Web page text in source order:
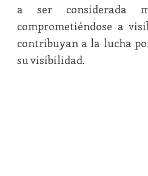
a ser considerada
comprometiéndose a
contribuyan a la lucha
su visibilidad.